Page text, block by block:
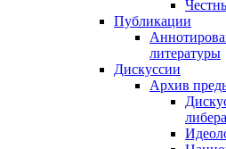
Публикации
литературы
Дискуссии
Архив